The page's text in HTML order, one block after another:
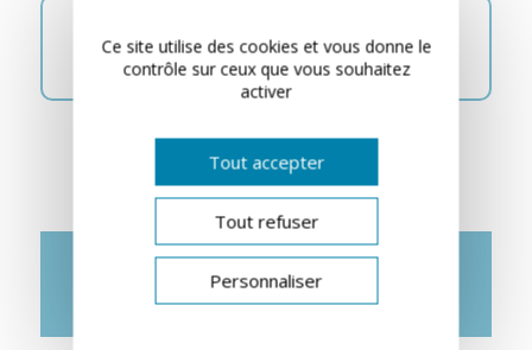
DÉCOUVREZ CETTE INTERVIEW
EN VIDÉO
DERNIÈRES
ACTUALITÉS
Ce site utilise des cookies et vous donne le
contrôle sur ceux que vous souhaitez
activer
Tout accepter
Tout refuser
Personnaliser